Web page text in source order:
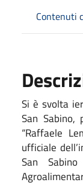
Contenuti
Si è svolta
San Sabino,
“Raffaele
ufficiale
San